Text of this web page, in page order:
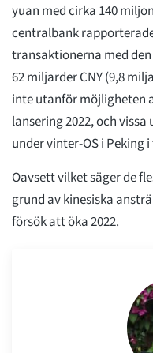
yuan med cirka 140
centralbank
transaktionerna med
62 miljarder CNY (9,8
inte utanför möjligheten
lansering 2022, och
under vinter-OS i Peking
Oavsett vilket säger de
grund av kinesiska
försök att öka 2022.